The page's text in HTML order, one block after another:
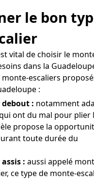
le bon
vital de choisir le
dans la
escaliers
:
: notamment
ont du mal pour plier
propose la
toute durée du
: aussi appelé
ce type de monte-